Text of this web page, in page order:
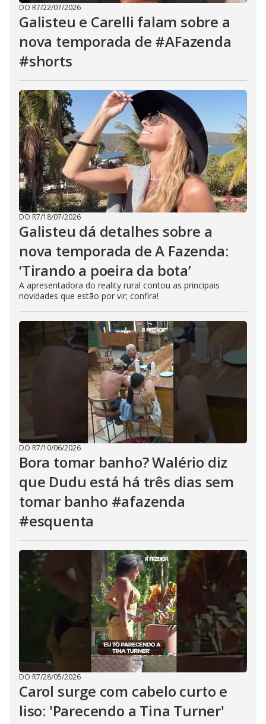
DO R7/22/07/2026
Galisteu e Carelli falam sobre a
nova temporada de #AFazenda
#shorts
DO R7/18/07/2026
Galisteu dá detalhes sobre a
nova temporada de A Fazenda:
‘Tirando a poeira da bota’
A apresentadora do reality rural contou as principais
novidades que estão por vir; confira!
DO R7/10/06/2026
Bora tomar banho? Walério diz
que Dudu está há três dias sem
tomar banho #afazenda
#esquenta
DO R7/28/05/2026
Carol surge com cabelo curto e
liso: 'Parecendo a Tina Turner'